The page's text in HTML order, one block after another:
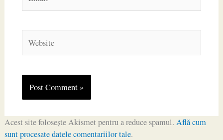
Acest site folosește Akismet pentru a reduce spamul. Află cum
sunt procesate datele comentariilor tale.